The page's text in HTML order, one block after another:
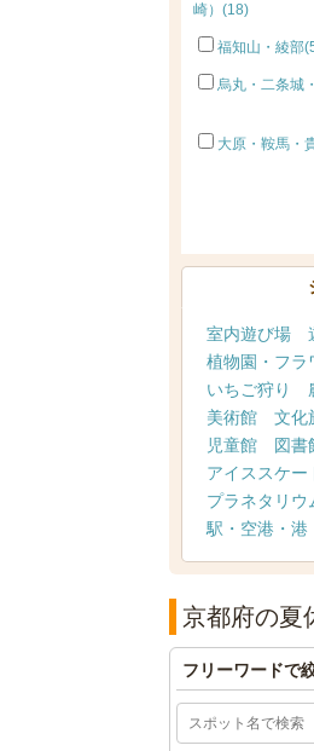
崎）(18)
福知山・綾部
烏丸・二条城
大原・鞍馬・
室内遊び場
植物園・フラ
いちご狩り
美術館
文化
児童館
図書
アイススケー
プラネタリウ
駅・空港・港
京都府の夏
フリーワードで